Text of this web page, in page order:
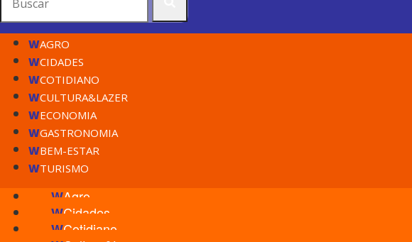
WAGRO
WCIDADES
WCOTIDIANO
WCULTURA&LAZER
WECONOMIA
WGASTRONOMIA
WBEM-ESTAR
WTURISMO
WAgro
WCidades
WCotidiano